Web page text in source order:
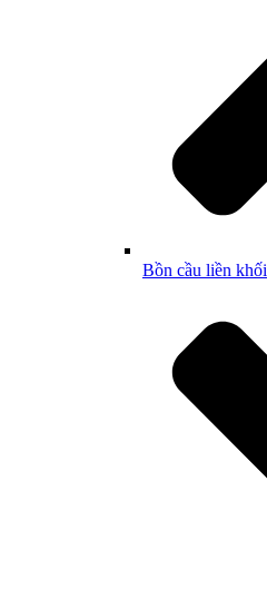
Bồn cầu liền khối